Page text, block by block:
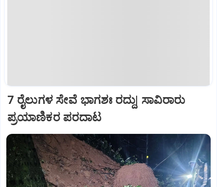
7 ರೈಲುಗಳ ಸೇವೆ ಭಾಗಶಃ ರದ್ದು| ಸಾವಿರಾರು
ಪ್ರಯಾಣಿಕರ ಪರದಾಟ